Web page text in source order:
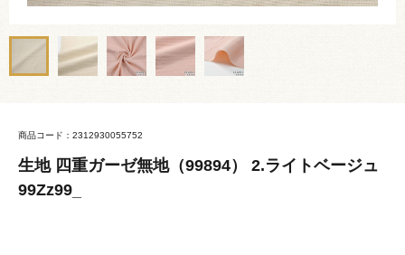
商品コード：2312930055752
生地 四重ガーゼ無地（99894） 2.ライトベージュ
99Zz99_